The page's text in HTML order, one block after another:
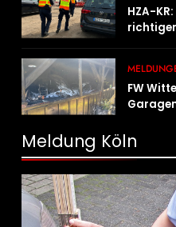
HZA-
FW
Meldung Köln